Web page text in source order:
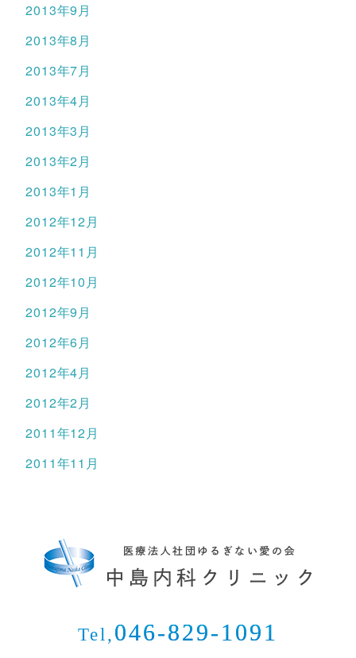
2013年9月
2013年8月
2013年7月
2013年4月
2013年3月
2013年2月
2013年1月
2012年12月
2012年11月
2012年10月
2012年9月
2012年6月
2012年4月
2012年2月
2011年12月
2011年11月
Tel, 046-829-1091